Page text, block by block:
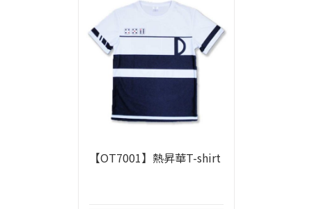
【OT7001】熱昇華T-shirt